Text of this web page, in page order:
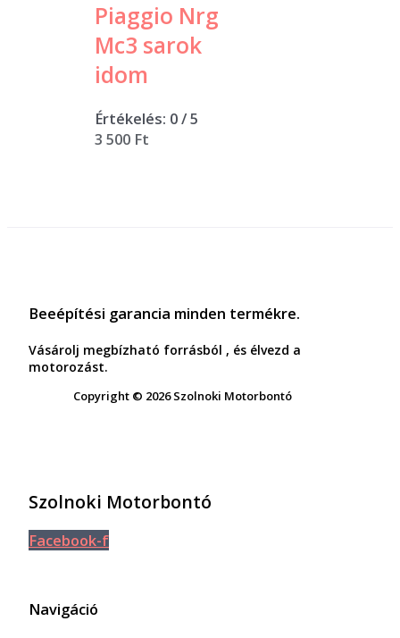
Piaggio Nrg
Mc3 sarok
idom
Értékelés: 0/ 5
3 500 Ft
Beeépítési garancia minden termékre.
Vásárolj megbízható forrásból , és élvezd a
motorozást.
Copyright © 2026 Szolnoki Motorbontó
Szolnoki Motorbontó
Facebook-f
Navigáció